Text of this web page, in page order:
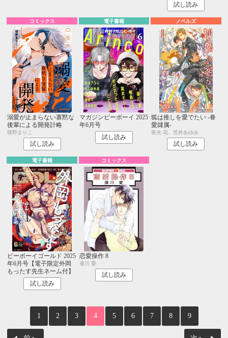
試し読み
コミックス
溺愛が止まらない寡黙な
後輩による開発計略
猫野まりこ
試し読み
電子書籍
マガジンビーボーイ 2025
年6月号
試し読み
ノベルズ
狐は推しを愛でたい -眷
愛隷属-
夜光 花、笠井あゆみ
試し読み
電子書籍
ビーボーイゴールド 2025
年6月号【電子限定外岡
もったす先生ネーム付】
試し読み
コミックス
恋愛操作 8
蓮川 愛
試し読み
1 2 3 4 5 6 7 8 9